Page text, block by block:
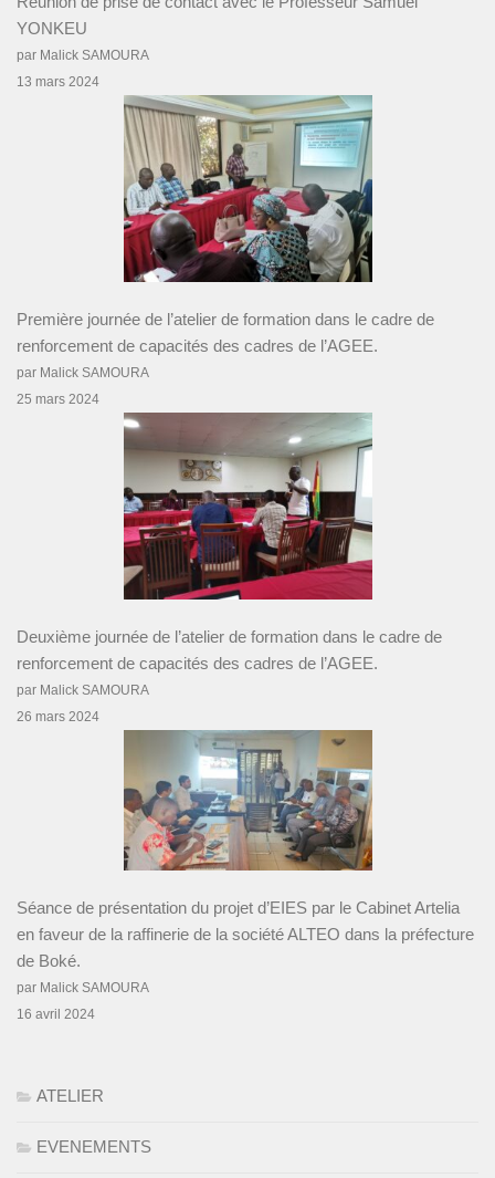
YONKEU
par Malick SAMOURA
13 mars 2024
Première journée de l’atelier de formation dans le cadre de
renforcement de capacités des cadres de l’AGEE.
par Malick SAMOURA
25 mars 2024
Deuxième journée de l’atelier de formation dans le cadre de
renforcement de capacités des cadres de l’AGEE.
par Malick SAMOURA
26 mars 2024
Séance de présentation du projet d’EIES par le Cabinet Artelia
en faveur de la raffinerie de la société ALTEO dans la préfecture
de Boké.
par Malick SAMOURA
16 avril 2024
ATELIER
EVENEMENTS